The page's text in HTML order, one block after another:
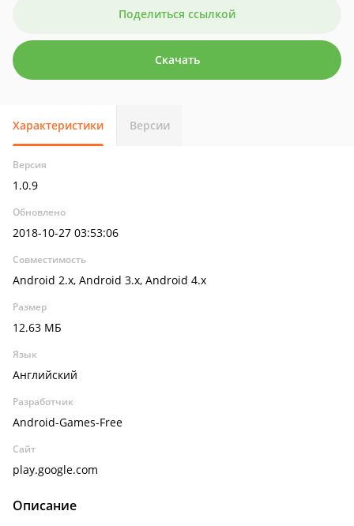
Поделиться ссылкой
Скачать
Характеристики Версии
Версия
1.0.9
Обновлено
2018-10-27 03:53:06
Совместимость
Android 2.x, Android 3.x, Android 4.x
Размер
12.63 МБ
Язык
Английский
Разработчик
Android-Games-Free
Сайт
play.google.com
Описание